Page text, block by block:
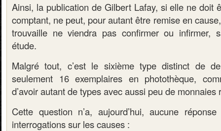
Ainsi, la publication de Gilbert Lafay, si elle ne doit
comptant, ne peut, pour autant être remise en
trouvaille ne viendra pas confirmer ou infirmer,
étude.
Malgré tout, c’est le sixième type distinct de
seulement 16 exemplaires en photothèque,
d’avoir autant de types avec aussi peu de monnaies
Cette question n’a, aujourd’hui, aucune
interrogations sur les causes :